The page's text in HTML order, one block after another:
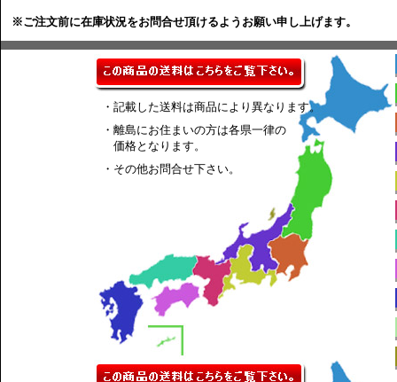
※ご注文前に在庫状況をお問合せ頂けるようお願い申し上げます。
・記載した送料は商品により異なります。
・離島にお住まいの方は各県一律の
価格となります。
・その他お問合せ下さい。